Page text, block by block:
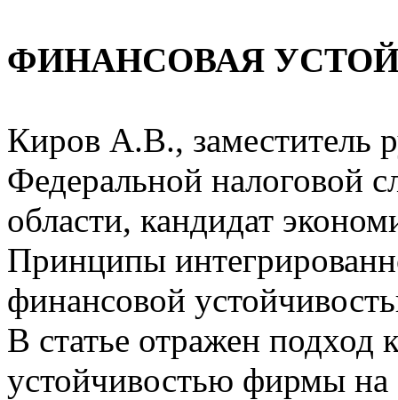
ФИНАНСОВАЯ
Киров А.В., заместитель
Федеральной налоговой
области, кандидат
Принципы
финансовой
В статье отражен
устойчивостью фирмы